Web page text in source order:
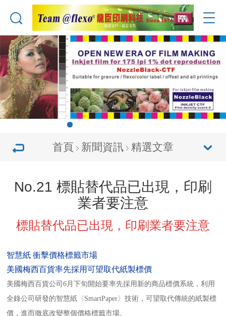
首頁 新聞資訊 精選文章
No.21 標貼替代品已出現，印刷
業者要注意
標貼替代品已出現，印刷業者要注意
智慧紙 衝擊價格標籤市場
美國梅西百貨率先採用可望取代紙製標價
美國梅西百貨公司6月下旬開始要率先採用新的商品標價系統，利用
全錄公司研發的智慧紙〈SmartPaper〉技術，可望取代傳統的紙製標
價，進而徹底改變整個價格標籤市場。